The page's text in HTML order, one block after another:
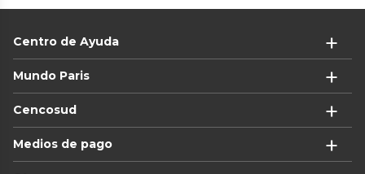
Centro de Ayuda
Mundo Paris
Cencosud
Medios de pago